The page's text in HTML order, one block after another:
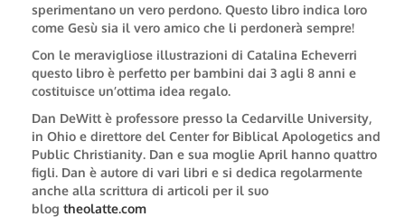
sperimentano un vero perdono. Questo libro indica loro
come Gesù sia il vero amico che li perdonerà sempre!
Con le meravigliose illustrazioni di Catalina Echeverri
questo libro è perfetto per bambini dai 3 agli 8 anni e
costituisce un’ottima idea regalo.
Dan DeWitt è professore presso la Cedarville University,
in Ohio e direttore del Center for Biblical Apologetics and
Public Christianity. Dan e sua moglie April hanno quattro
figli. Dan è autore di vari libri e si dedica regolarmente
anche alla scrittura di articoli per il suo
blog theolatte.com